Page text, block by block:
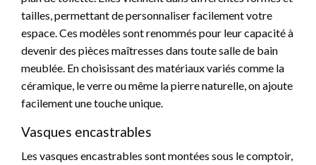
tailles, permettant de personnaliser facilement votre
espace. Ces modèles sont renommés pour leur capacité à
devenir des pièces maîtresses dans toute salle de bain
meublée. En choisissant des matériaux variés comme la
céramique, le verre ou même la pierre naturelle, on ajoute
facilement une touche unique.
Vasques encastrables
Les vasques encastrables sont montées sous le comptoir,